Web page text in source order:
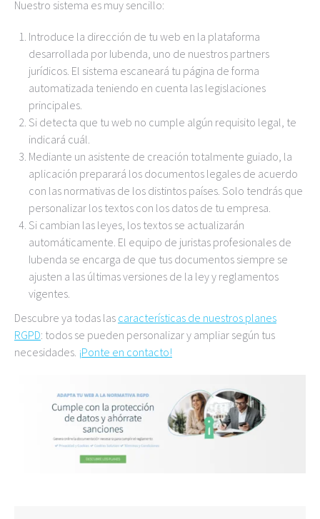
Nuestro sistema es muy sencillo:
Introduce la dirección de tu web en la plataforma
desarrollada por Iubenda, uno de nuestros partners
jurídicos. El sistema escaneará tu página de forma
automatizada teniendo en cuenta las legislaciones
principales.
Si detecta que tu web no cumple algún requisito legal, te
indicará cuál.
Mediante un asistente de creación totalmente guiado, la
aplicación preparará los documentos legales de acuerdo
con las normativas de los distintos países. Solo tendrás que
personalizar los textos con los datos de tu empresa.
Si cambian las leyes, los textos se actualizarán
automáticamente. El equipo de juristas profesionales de
Iubenda se encarga de que tus documentos siempre se
ajusten a las últimas versiones de la ley y reglamentos
vigentes.
Descubre ya todas las características de nuestros planes
RGPD: todos se pueden personalizar y ampliar según tus
necesidades. ¡Ponte en contacto!